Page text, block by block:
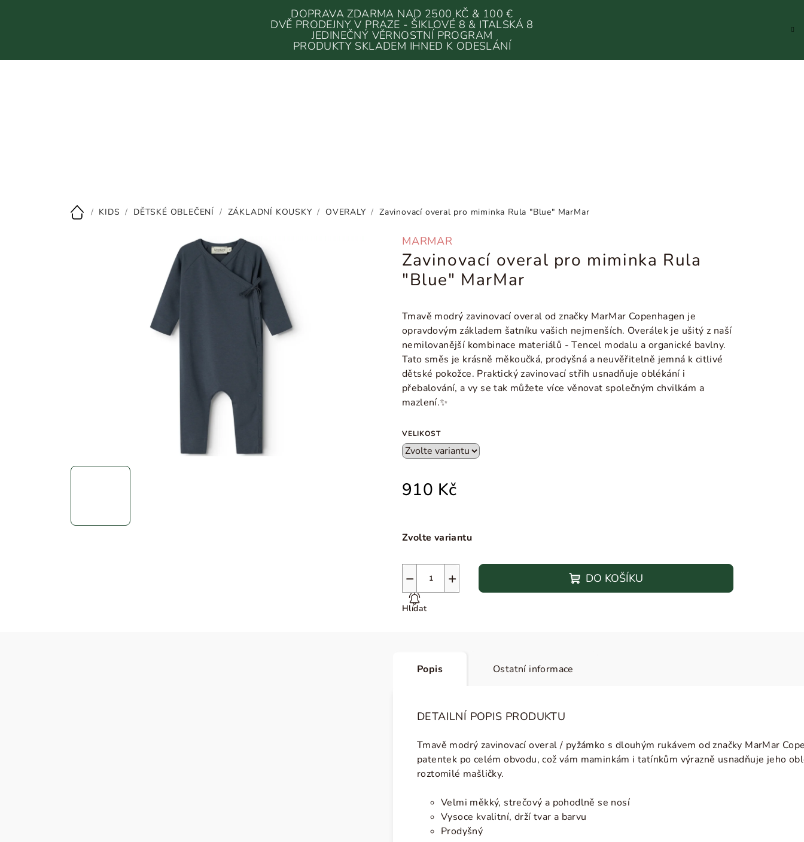
DOPRAVA ZDARMA NAD 2500 KČ & 100 €
DVĚ PRODEJNY V PRAZE - ŠIKLOVÉ 8 & ITALSKÁ 8
JEDINEČNÝ VĚRNOSTNÍ PROGRAM
PRODUKTY SKLADEM IHNED K ODESLÁNÍ
Domů
/ KIDS / DĚTSKÉ OBLEČENÍ / ZÁKLADNÍ KOUSKY / OVERALY / Zavinovací overal pro miminka Rula "Blue" MarMar
MARMAR
Zavinovací overal pro miminka Rula
"Blue" MarMar
Tmavě modrý zavinovací overal od značky MarMar Copenhagen je
opravdovým základem šatníku vašich nejmenších. Overálek je ušitý z naší
nemilovanější kombinace materiálů - Tencel modalu a organické bavlny.
Tato směs je krásně měkoučká, prodyšná a neuvěřitelně jemná k citlivé
dětské pokožce. Praktický zavinovací střih usnadňuje oblékání i
přebalování, a vy se tak můžete více věnovat společným chvilkám a
mazlení.✨
VELIKOST
910 Kč
Zvolte variantu
+
− DO KOŠÍKU
Hlídat
Popis Ostatní informace
DETAILNÍ POPIS PRODUKTU
Tmavě modrý zavinovací overal / pyžámko s dlouhým rukávem od značky MarMar
patentek po celém obvodu, což vám maminkám i tatínkům výrazně usnadňuje jeho
roztomilé mašličky.
Velmi měkký, strečový a pohodlně se nosí
Vysoce kvalitní, drží tvar a barvu
Prodyšný